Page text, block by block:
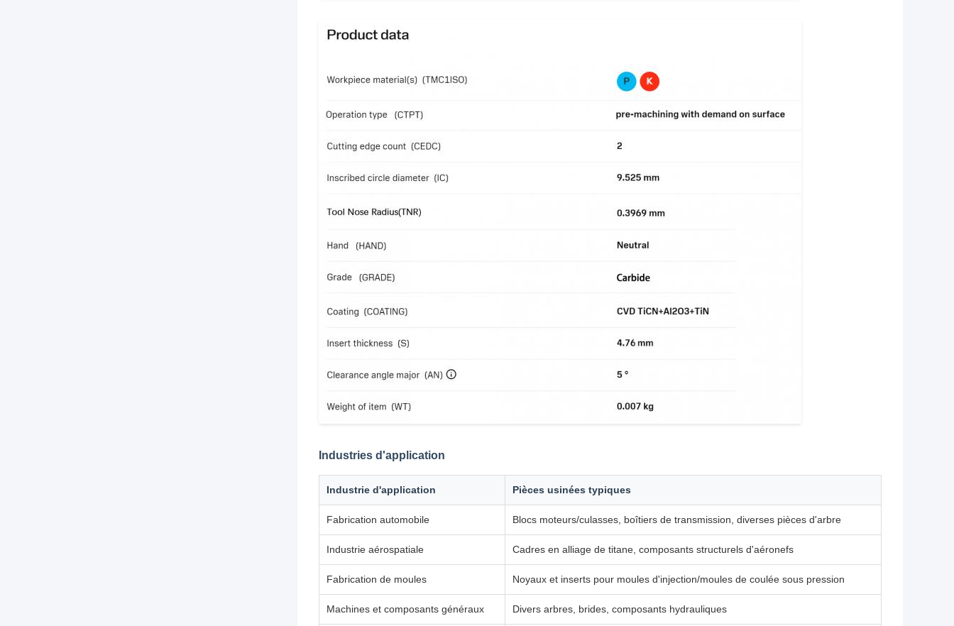
Industries d'application
Industrie d'application Pièces usinées typiques
Fabrication automobile Blocs moteurs/culasses, boîtiers de transmission, diverses pièces d'arbre
Industrie aérospatiale Cadres en alliage de titane, composants structurels d'aéronefs
Fabrication de moules Noyaux et inserts pour moules d'injection/moules de coulée sous pression
Machines et composants généraux Divers arbres, brides, composants hydrauliques